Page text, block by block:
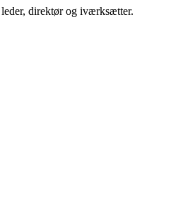
direktør og iværksætter.